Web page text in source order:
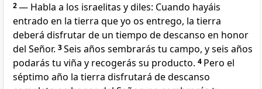
2— Habla a los israelitas y diles: Cuando hayáis
entrado en la tierra que yo os entrego, la tierra
deberá disfrutar de un tiempo de descanso en honor
del Señor. 3Seis años sembrarás tu campo, y seis años
podarás tu viña y recogerás su producto. 4 Pero el
séptimo año la tierra disfrutará de descanso